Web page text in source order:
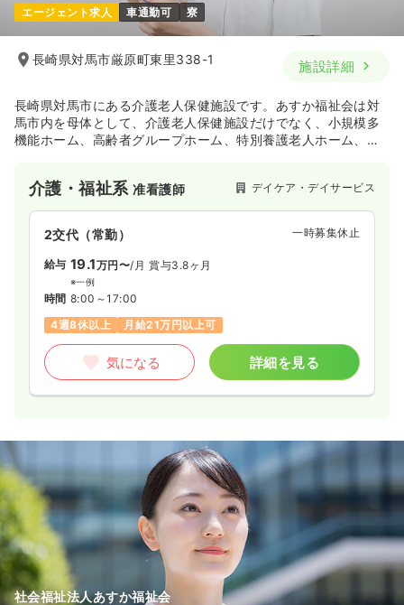
エージェント求人 車通勤可 寮
長崎県対馬市厳原町東里338-1 施設詳細
長崎県対馬市にある介護老人保健施設です。あすか福祉会は対
馬市内を母体として、介護老人保健施設だけでなく、小規模多
機能ホーム、高齢者グループホーム、特別養護老人ホーム、総
においても福祉施設を展開しております。
介護・福祉系准看護師 デイケア・デイサービス
2交代（常勤） 一時募集休止
給与 19.1万円〜/月 賞与3.8ヶ月
※一例
時間 8:00～17:00
4週8休以上
月給21万円以上可
気になる 詳細を見る
社会福祉法人あすか福祉会